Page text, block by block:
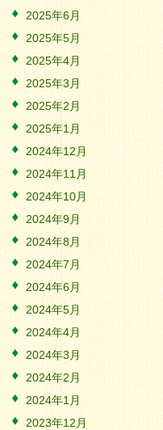
2025年6月
2025年5月
2025年4月
2025年3月
2025年2月
2025年1月
2024年12月
2024年11月
2024年10月
2024年9月
2024年8月
2024年7月
2024年6月
2024年5月
2024年4月
2024年3月
2024年2月
2024年1月
2023年12月